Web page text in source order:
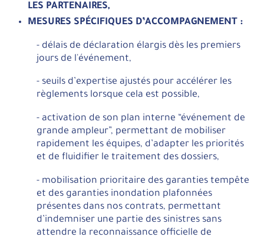
LES PARTENAIRES,
MESURES SPÉCIFIQUES D’ACCOMPAGNEMENT :
- délais de déclaration élargis dès les premiers
jours de l'événement,
- seuils d’expertise ajustés pour accélérer les
règlements lorsque cela est possible,
- activation de son plan interne “événement de
grande ampleur”, permettant de mobiliser
rapidement les équipes, d’adapter les priorités
et de fluidifier le traitement des dossiers,
- mobilisation prioritaire des garanties tempête
et des garanties inondation plafonnées
présentes dans nos contrats, permettant
d’indemniser une partie des sinistres sans
attendre la reconnaissance officielle de